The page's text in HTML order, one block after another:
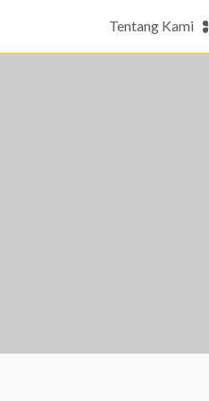
Tentang Kami